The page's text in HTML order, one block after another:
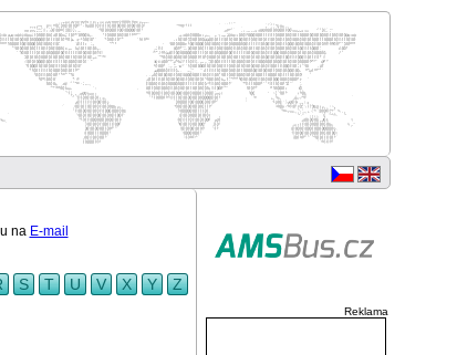
na E-mail
S T U V X Y Z
Reklama